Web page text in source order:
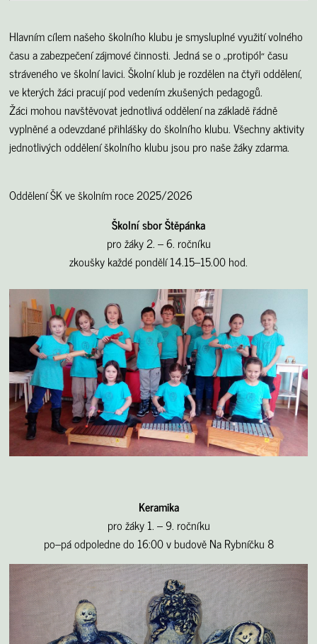
Hlavním cílem našeho školního klubu je smysluplné využití volného
času a zabezpečení zájmové činnosti. Jedná se o„protipól“ času
stráveného ve školní lavici. Školní klub je rozdělen na čtyři oddělení,
ve kterých žáci pracují pod vedením zkušených pedagogů.
Žáci mohou navštěvovat jednotlivá oddělení na základě řádně
vyplněné a odevzdané přihlášky do školního klubu. Všechny aktivity
jednotlivých oddělení školního klubu jsou pro naše žáky zdarma.
Oddělení ŠK ve školním roce 2025/2026
Školní sbor Štěpánka
pro žáky 2. – 6. ročníku
zkoušky každé pondělí 14.15–15.00 hod.
Keramika
pro žáky 1. – 9. ročníku
po–pá odpoledne do 16:00 v budově Na Rybníčku 8